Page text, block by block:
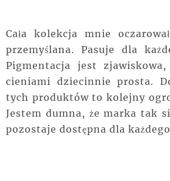
Cała kolekcja mnie
przemyślana. Pasuje dla
Pigmentacja jest
cieniami dziecinnie prosta.
tych produktów to kolejny
Jestem dumna, że marka tak
pozostaje dostępna dla